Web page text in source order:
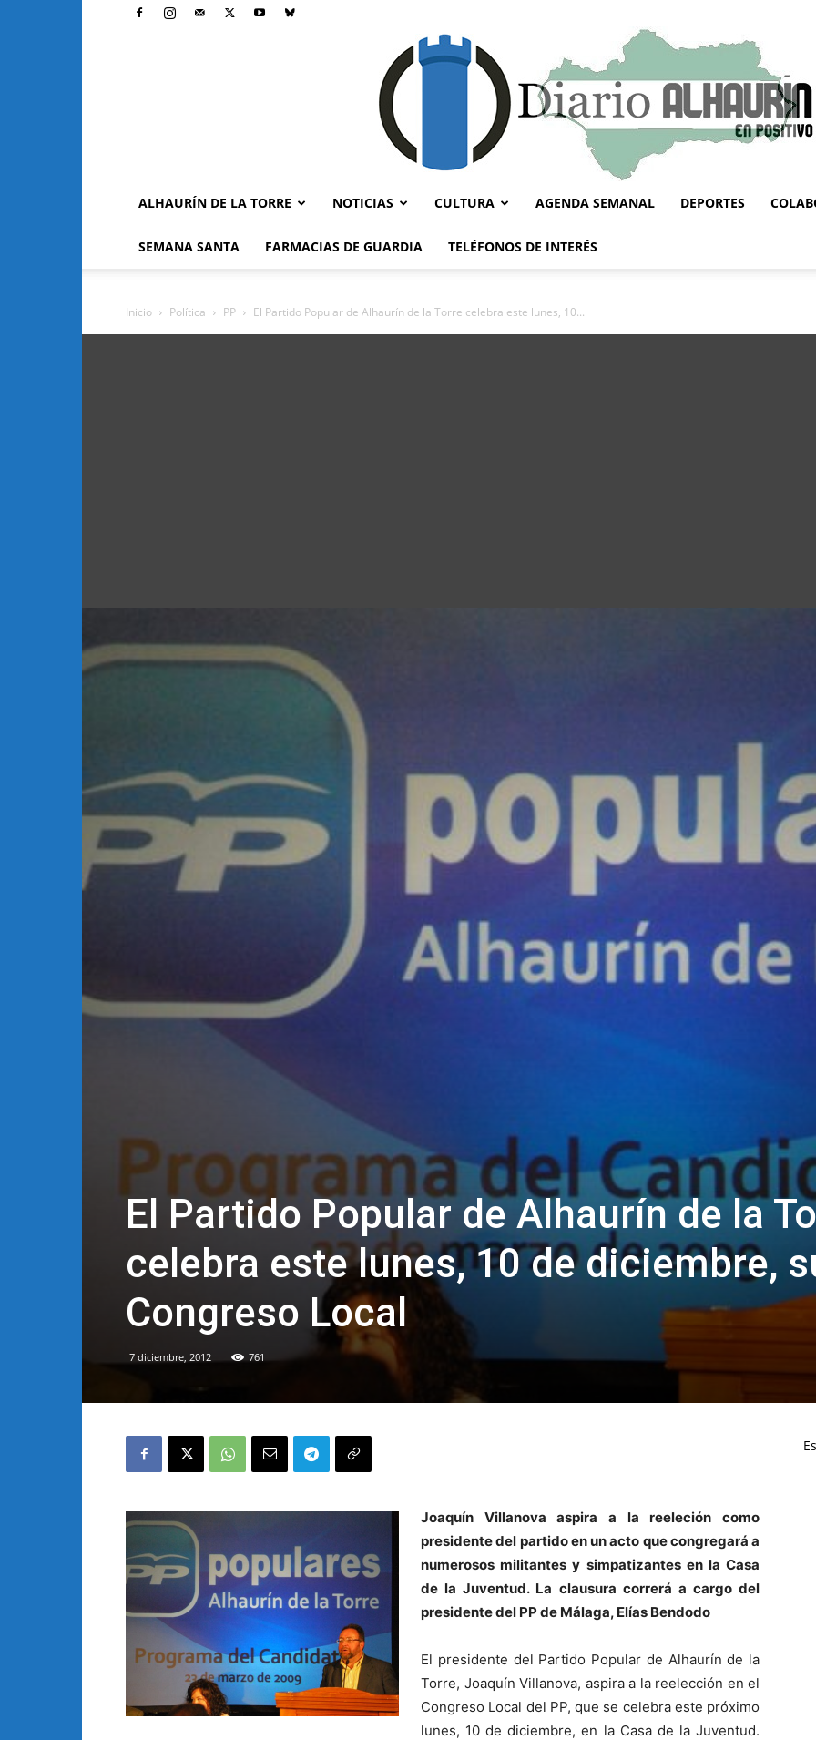
ALHAURÍN DE LA TORRE NOTICIAS CULTURA AGENDA SEMANAL DEPORTES
SEMANA SANTA FARMACIAS DE GUARDIA TELÉFONOS DE INTERÉS
Inicio Política PP El Partido Popular de Alhaurín de la Torre celebra este lunes, 10...
El Partido Popular de Alhaurín de la
celebra este lunes, 10 de diciembre,
Congreso Local
7 diciembre, 2012 761
Joaquín Villanova aspira a la reeleción como
presidente del partido en un acto que congregará a
numerosos militantes y simpatizantes en la Casa
de la Juventud. La clausura correrá a cargo del
presidente del PP de Málaga, Elías Bendodo
El presidente del Partido Popular de Alhaurín de la
Torre, Joaquín Villanova, aspira a la reelección en el
Congreso Local del PP, que se celebra este próximo
lunes, 10 de diciembre, en la Casa de la Juventud.